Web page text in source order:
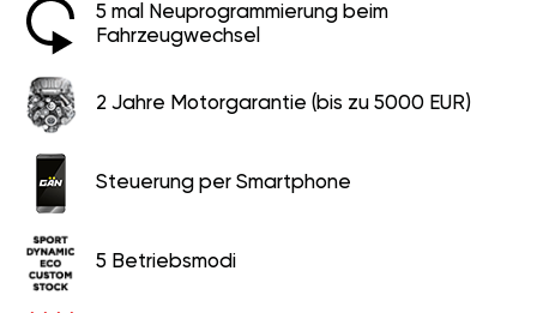
5 mal Neuprogrammierung beim
Fahrzeugwechsel
2 Jahre Motorgarantie (bis zu 5000 EUR)
Steuerung per Smartphone
5 Betriebsmodi